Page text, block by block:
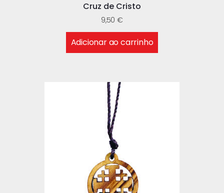
Cruz de Cristo
9,50€
Adicionar ao carrinho